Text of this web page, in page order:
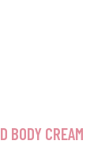
BODY CREAM